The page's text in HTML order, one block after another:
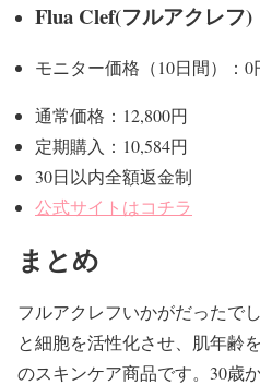
Flua Clef(フルアクレフ)
モニター価格（10日間）：0
通常価格：12,800円
定期購入：10,584円
30日以内全額返金制
公式サイトはコチラ
まとめ
フルアクレフいかがだったで
と細胞を活性化させ、肌年齢
のスキンケア商品です。30歳